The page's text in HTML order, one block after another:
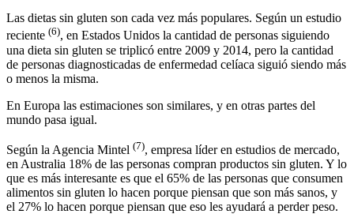
Las dietas sin gluten son cada vez más populares. Según un estudio
reciente (6), en Estados Unidos la cantidad de personas siguiendo
una dieta sin gluten se triplicó entre 2009 y 2014, pero la cantidad
de personas diagnosticadas de enfermedad celíaca siguió siendo más
o menos la misma.
En Europa las estimaciones son similares, y en otras partes del
mundo pasa igual.
Según la Agencia Mintel (7), empresa líder en estudios de mercado,
en Australia 18% de las personas compran productos sin gluten. Y lo
que es más interesante es que el 65% de las personas que consumen
alimentos sin gluten lo hacen porque piensan que son más sanos, y
el 27% lo hacen porque piensan que eso les ayudará a perder peso.